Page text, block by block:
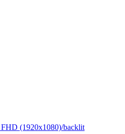
(1920x1080)/backlit